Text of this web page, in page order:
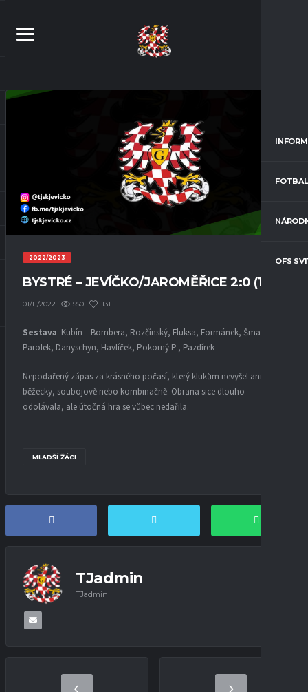
OFS
2022/2023
BYSTRÉ – JEVÍČKO/JAROMĚŘICE 2:0 (1:0)
01/11/2022 550 131
Sestava: Kubín – Bombera, Rozčínský, Fluksa, Formánek, Šmach,
Parolek, Danyschyn, Havlíček, Pokorný P., Pazdírek
Nepodařený zápas za krásného počasí, který klukům nevyšel ani
běžecky, soubojově nebo kombinačně. Obrana sice dlouho
odolávala, ale útočná hra se vůbec nedařila.
MLADŠÍ ŽÁCI
TJadmin
TJadmin